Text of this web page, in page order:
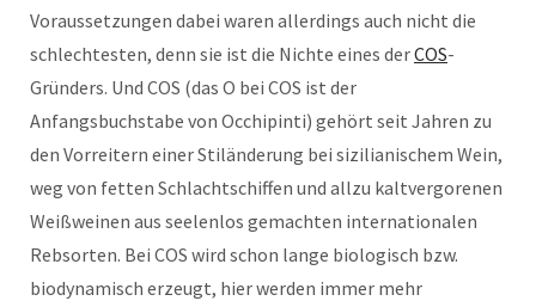
Voraussetzungen dabei waren allerdings auch nicht die
schlechtesten, denn sie ist die Nichte eines derCOS-
Gründers. Und COS (das O bei COS ist der
Anfangsbuchstabe von Occhipinti) gehört seit Jahren zu
den Vorreitern einer Stiländerung bei sizilianischem Wein,
weg von fetten Schlachtschiffen und allzu kaltvergorenen
Weißweinen aus seelenlos gemachten internationalen
Rebsorten. Bei COS wird schon lange biologisch bzw.
biodynamisch erzeugt, hier werden immer mehr